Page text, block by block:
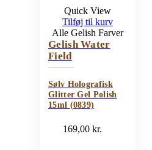
Quick View
Tilføj til kurv
Alle Gelish Farver
Gelish Water
Field
Sølv Holografisk
Glitter Gel Polish
15ml (0839)
169,00kr.